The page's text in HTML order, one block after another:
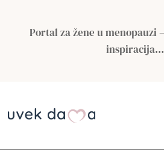
Portal za žene u menopauzi
inspiracija…